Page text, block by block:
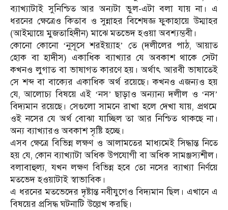
ব্যাখ্যাটাই সুনিশ্চিত আর অন্যটা ভুল-এটা বলা যায় না। এ
ধরনের ক্ষেত্রেও কিতাব ও সুন্নাহর বিশেষজ্ঞ ফুকাহায়ে উম্মাহর
(আইম্মায়ে মুজতাহিদীন) মাঝে মতভেদ হওয়া অবশ্যম্ভবী।
কোনো কোনো ‘নুসূসে শরইয়্যাহ’
তে (দলীলের পাঠ, আয়াত
হোক বা হাদীস) একাধিক ব্যাখ্যার যে অবকাশ থাকে সেটা
কখনও লুগাত বা ভাষাগত কারণে হয়। অর্থাৎ আরবী ভাষাতেই
সে শব্দ বা বাক্যের একাধিক অর্থ রয়েছে। কখনও এজন্যও হয়
যে, আলোচ্য বিষয়ে এই ‘নস’ ছাড়াও অন্যান্য দলীল ও ‘নস’
বিদ্যমান রয়েছে। সেগুলো সামনে রাখা হলে দেখা যায়, প্রথমে
ওই নসের যে অর্থ বোঝা যাচ্ছিল তা আর নিশ্চিত থাকছে না।
অন্য ব্যাখ্যারও অবকাশ সৃষ্টি হচ্ছে।
এসব ক্ষেত্রে বিভিন্ন লক্ষণ ও আলামতের মাধ্যমেই সিদ্ধান্ত নিতে
হয় যে, কোন ব্যাখ্যাটা অধিক উপযোগী বা অধিক সামঞ্জস্যশীল।
বলাবাহুল্য, যখন লক্ষণ বিভিন্ন হবে তো নসের ব্যাখ্যা নির্ণয়ে
মতভেদ হওয়াটাই স্বাভাবিক।
এ ধরনের মতভেদের দৃষ্টান্ত নবীযুগেও বিদ্যমান ছিল। এখানে এ
বিষয়ের প্রসিদ্ধ ঘটনাটি উল্লেখ করছি।